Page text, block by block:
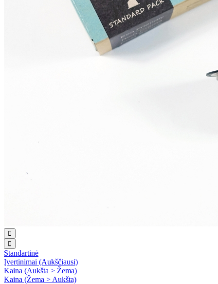
Standartinė
Įvertinimai (Aukščiausi)
Kaina (Aukšta > Žema)
Kaina (Žema > Aukšta)